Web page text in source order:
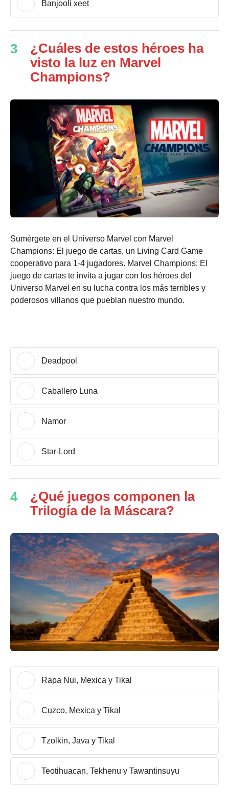
Banjooli xeet
3
¿Cuáles de estos héroes ha
visto la luz en Marvel
Champions?
Sumérgete en el Universo Marvel con Marvel
Champions: El juego de cartas, un Living Card Game
cooperativo para 1-4 jugadores. Marvel Champions: El
juego de cartas te invita a jugar con los héroes del
Universo Marvel en su lucha contra los más terribles y
poderosos villanos que pueblan nuestro mundo.
Deadpool
Caballero Luna
Namor
Star-Lord
4
¿Qué juegos componen la
Trilogía de la Máscara?
Rapa Nui, Mexica y Tikal
Cuzco, Mexica y Tikal
Tzolkin, Java y Tikal
Teotihuacan, Tekhenu y Tawantinsuyu